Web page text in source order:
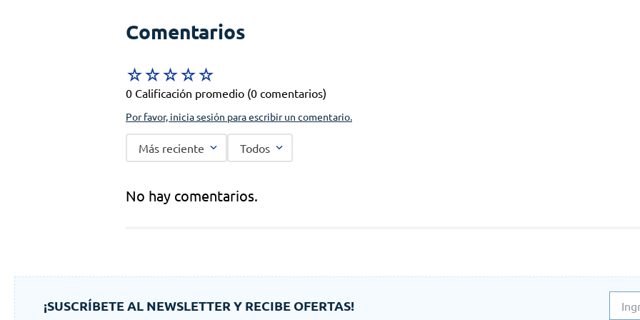
Comentarios
☆☆☆☆☆
0 Calificación promedio (0 comentarios)
Por favor, inicia sesión para escribir un comentario.
Más reciente Todos
No hay comentarios.
¡SUSCRÍBETE AL NEWSLETTER Y RECIBE OFERTAS!